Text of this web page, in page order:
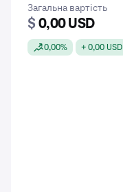
Загальна вартість
$ 0,00 USD
0,00% + 0,00 USD